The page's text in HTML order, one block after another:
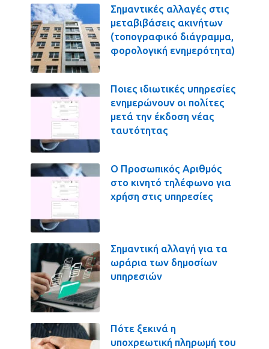
Σημαντικές αλλαγές στις
μεταβιβάσεις ακινήτων
(τοπογραφικό διάγραμμα,
φορολογική ενημερότητα)
Ποιες ιδιωτικές υπηρεσίες
ενημερώνουν οι πολίτες
μετά την έκδοση νέας
ταυτότητας
Ο Προσωπικός Αριθμός
στο κινητό τηλέφωνο για
χρήση στις υπηρεσίες
Σημαντική αλλαγή για τα
ωράρια των δημοσίων
υπηρεσιών
Πότε ξεκινά η
υποχρεωτική πληρωμή του